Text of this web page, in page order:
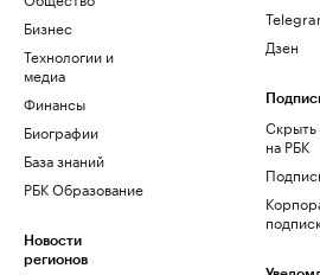
Бизнес
Технологии и
медиа
Финансы
Биографии
База знаний
РБК Образование
Новости
регионов
Дзен
на РБК